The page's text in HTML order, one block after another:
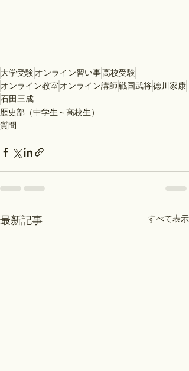
大学受験オンライン習い事高校受験
オンライン教室 オンライン講師戦国武将徳川家康
石田三成
歴史部（中学生～高校生）
質問
最新記事 すべて表示